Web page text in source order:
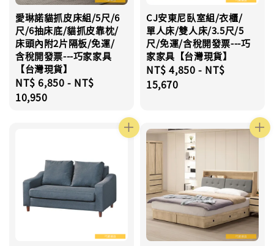
愛琳諾貓抓皮床組/5尺/6
尺/6抽床底/貓抓皮靠枕/
床頭內附2片隔板/免運/
含稅開發票---巧家家具
【台灣現貨】
Regular
price
NT$ 6,850 - NT$
10,950
CJ安東尼臥室組/衣櫃/
單人床/雙人床/3.5尺/5
尺/免運/含稅開發票---巧
家家具【台灣現貨】
Regular
price
NT$ 4,850 - NT$
15,670